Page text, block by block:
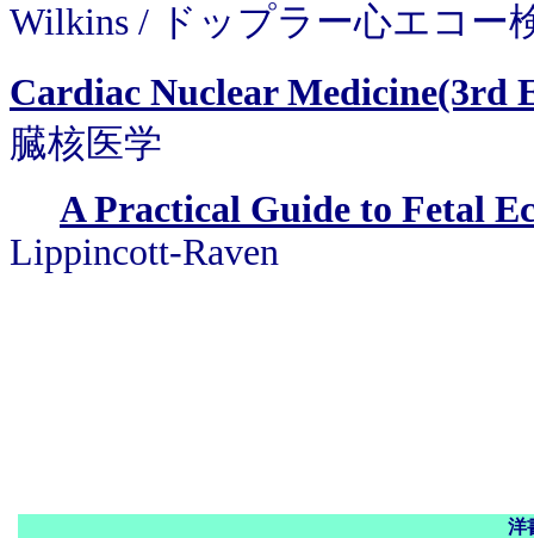
Wilkins / ドップラー心エコー
Cardiac Nuclear Medicine(3rd
臓核医学
A Practical Guide to Fetal
Lippincott-Raven
洋